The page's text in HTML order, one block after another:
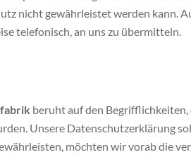
nicht gewährleistet werden kann.
telefonisch, an uns zu übermitteln.
beruht auf den
Unsere Datenschutzerklärung
möchten wir vorab die